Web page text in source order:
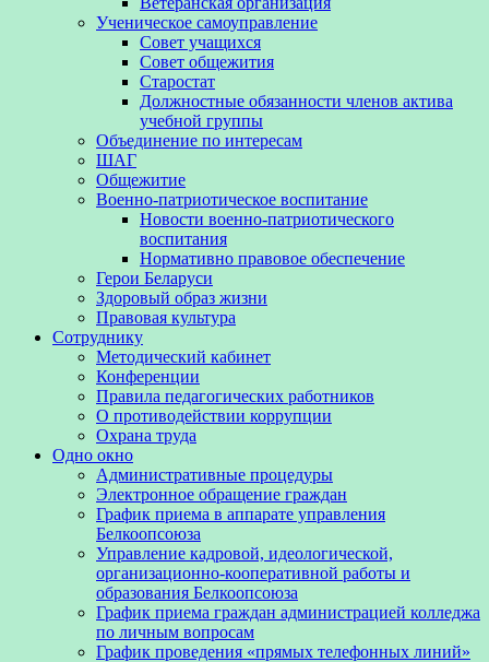
Ученическое самоуправление
Совет учащихся
Совет общежития
Старостат
Должностные обязанности членов актива
учебной группы
Объединение по интересам
ШАГ
Общежитие
Военно-патриотическое воспитание
Новости военно-патриотического
воспитания
Нормативно правовое обеспечение
Герои Беларуси
Здоровый образ жизни
Правовая культура
Сотруднику
Методический кабинет
Конференции
Правила педагогических работников
О противодействии коррупции
Охрана труда
Одно окно
Административные процедуры
Электронное обращение граждан
График приема в аппарате управления
Белкоопсоюза
Управление кадровой, идеологической,
организационно-кооперативной работы и
образования Белкоопсоюза
График приема граждан администрацией колледжа
по личным вопросам
График проведения «прямых телефонных линий»